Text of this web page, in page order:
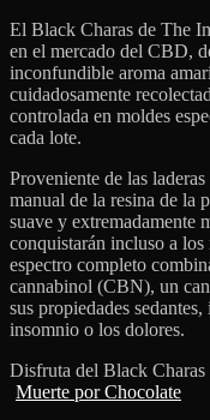
El Black Charas de The
en el mercado del CBD,
inconfundible aroma
cuidadosamente
controlada en moldes
cada lote.
Proveniente de las
manual de la resina de la
suave y extremadamente
conquistarán incluso a los
espectro completo
cannabinol (CBN), un
sus propiedades
insomnio o los dolores.
Disfruta del Black Charas
Muerte por Chocolate